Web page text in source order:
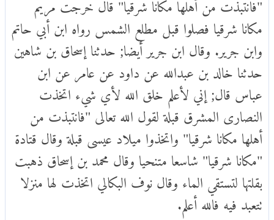
مكانا شرقيا فصلوا قبل مطلع الشمس رواه ابن أبي حاتم
وابن جرير. وقال ابن جرير أيضا; حدثنا إسحاق بن شاهين
حدثنا خالد بن عبدالله عن داود عن عامر عن ابن
عباس قال; إني لأعلم خلق الله لأي شيء اتخذت
النصارى المشرق قبلة لقول الله تعالى "فانتبذت من
أهلها مكانا شرقيا" واتخذوا ميلاد عيسى قبلة وقال قتادة
"مكانا شرقيا" شاسعا متنحيا وقال محمد بن إسحاق ذهبت
بقلتها لتستقي الماء وقال نوف البكالي اتخذت لها منزلا
تتعبد فيه فالله أعلم.